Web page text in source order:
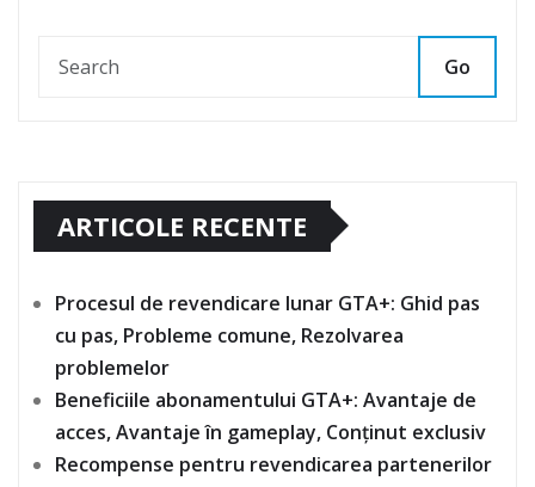
Go
ARTICOLE RECENTE
Procesul de revendicare lunar GTA+: Ghid pas
cu pas, Probleme comune, Rezolvarea
problemelor
Beneficiile abonamentului GTA+: Avantaje de
acces, Avantaje în gameplay, Conținut exclusiv
Recompense pentru revendicarea partenerilor